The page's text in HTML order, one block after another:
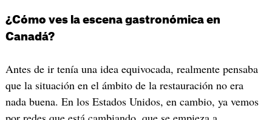
¿Cómo ves la escena gastronómica en
Canadá?
Antes de ir tenía una idea equivocada, realmente pensaba
que la situación en el ámbito de la restauración no era
nada buena. En los Estados Unidos, en cambio, ya vemos